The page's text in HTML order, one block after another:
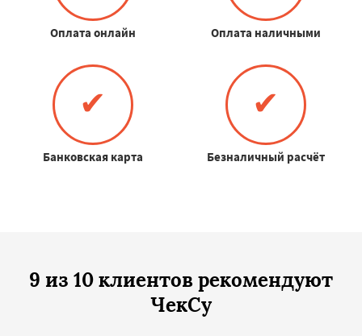
Оплата онлайн Оплата наличными
✔
Банковская карта
✔
Безналичный расчёт
9 из 10 клиентов рекомендуют
ЧекСу